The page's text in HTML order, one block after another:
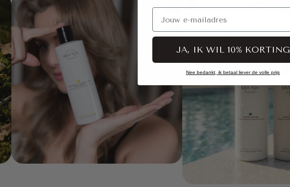
Email
JA, IK WIL 10% KORTING
Nee bedankt, ik betaal liever de volle prijs